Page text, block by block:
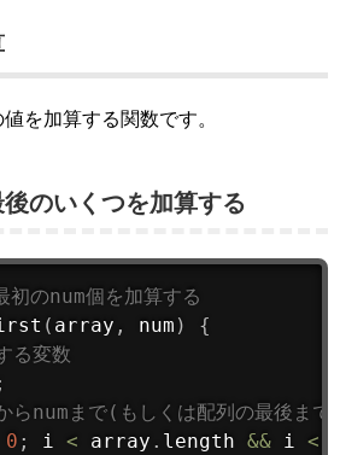
を加算する関数です。
のいくつを加算する
のnum個を加算する
( array , num )
{
る変数
numまで(もしくは配列の最後ま
0 ; i < array . length && i <